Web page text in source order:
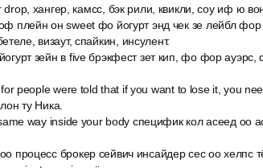
хангер, камсс, бэк рили, квикли, соу иф ю
плейн он sweet фо йогурт энд чек зе лейбл фор
визаут, спайкин, инсулент.
зейн в five брэкфест зет кип, фо фор
people were told that if you want to lose it, you
ту Ника.
way inside your body специфик кол асеед оо
процесс брокер сейвич инсайдер сес оо хелпс